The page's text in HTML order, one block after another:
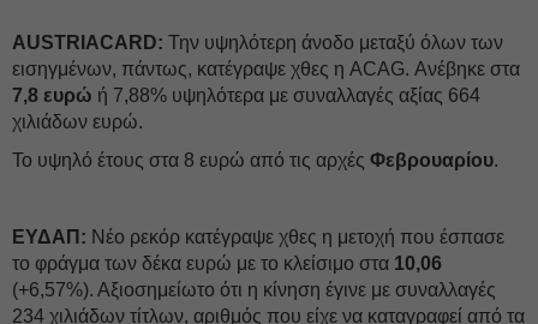
AUSTRIACARD: Την υψηλότερη άνοδο μεταξύ όλων των
εισηγμένων, πάντως, κατέγραψε χθες η ACAG. Ανέβηκε στα
7,8 ευρώ ή 7,88% υψηλότερα με συναλλαγές αξίας 664
χιλιάδων ευρώ.
Το υψηλό έτους στα 8 ευρώ από τις αρχές Φεβρουαρίου.
ΕΥΔAΠ: Νέο ρεκόρ κατέγραψε χθες η μετοχή που έσπασε
το φράγμα των δέκα ευρώ με το κλείσιμο στα 10,06
(+6,57%). Αξιοσημείωτο ότι η κίνηση έγινε με συναλλαγές
234 χιλιάδων τίτλων, αριθμός που είχε να καταγραφεί από τα